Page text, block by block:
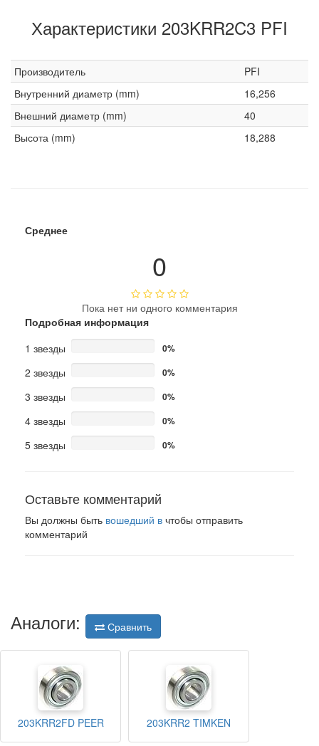
Характеристики 203KRR2C3 PFI
Производитель
PFI
Внутренний диаметр (mm)
16,256
Внешний диаметр (mm)
40
Высота (mm)
18,288
Среднее
0
Пока нет ни одного комментария
Подробная информация
1 звезды
0%
2 звезды 0%
3 звезды 0%
4 звезды 0%
5 звезды 0%
Оставьте комментарий
Вы должны быть вошедший в чтобы отправить
комментарий
Аналоги: Сравнить
203KRR2FD PEER 203KRR2 TIMKEN